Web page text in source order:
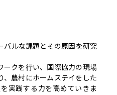
バルな課題とその原因を研究
ークを行い、国際協力の現場
、農村にホームステイをした
実践する力を高めていきま